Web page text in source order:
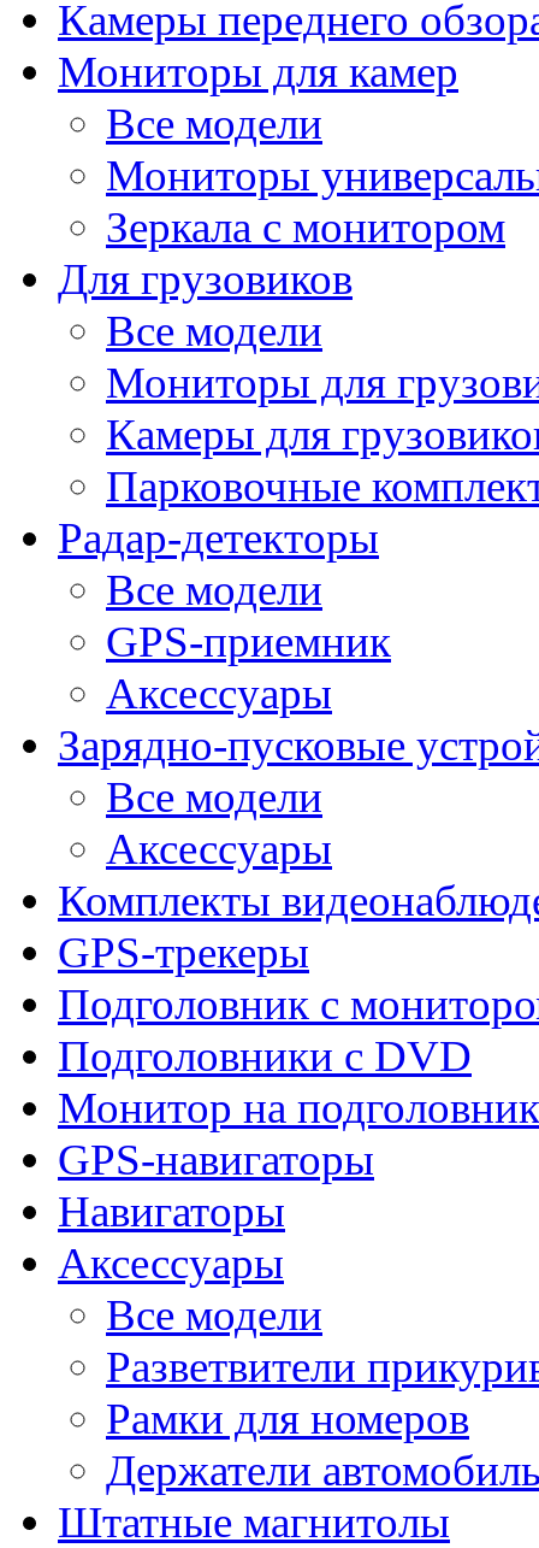
Камеры переднего
Мониторы для камер
Все модели
Мониторы
Зеркала с монитором
Для грузовиков
Все модели
Мониторы для
Камеры для
Парковочные
Радар-детекторы
Все модели
GPS-приемник
Аксессуары
Зарядно-пусковые
Все модели
Аксессуары
Комплекты
GPS-трекеры
Подголовник с
Подголовники с DVD
Монитор на подголовник
GPS-навигаторы
Навигаторы
Аксессуары
Все модели
Разветвители
Рамки для номеров
Держатели
Штатные магнитолы